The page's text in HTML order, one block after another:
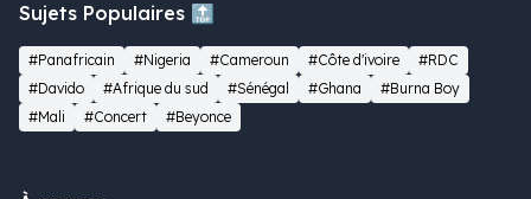
Sujets Populaires 🔝
#Panafricain #Nigeria #Cameroun #Côte d'ivoire
#RDC
#Davido
#Afrique du sud #Sénégal #Ghana
#Burna Boy
#Mali
#Concert #Beyonce